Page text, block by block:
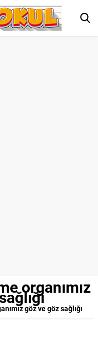
organımız
göz ve göz sağlığı